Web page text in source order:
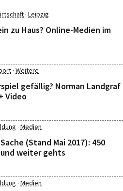
· Leipzig
zu Haus? Online-Medien im
· Weitere
gefällig? Norman Landgraf
Video
· Medien
(Stand Mai 2017): 450
weiter gehts
· Medien